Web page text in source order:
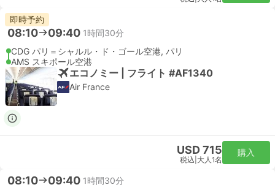
即時予約
08:10 09:40 1時間30分
CDG パリ＝シャルル・ド・ゴール空港, パリ
AMS スキポール空港
エコノミー | フライト #AF1340
Air France
USD 715
税込 大人1名
購入
08:10 09:40 1時間30分